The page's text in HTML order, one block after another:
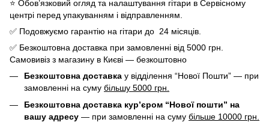
⭐️ Обов’язковий огляд та налаштування гітари в Сервісному
центрі перед упакуванням і відправленням.
✅ Подовжуємо гарантію на гітари до 24 місяців.
✅ Безкоштовна доставка при замовленні від 5000 грн.
Самовивіз з магазину в Києві — безкоштовно
Безкоштовна доставка у відділення “Нової Пошти” — при
замовленні на суму більшу 5000 грн.
Безкоштовна доставка кур’єром “Нової пошти” на
вашу адресу — при замовленні на суму більше 10000 грн.